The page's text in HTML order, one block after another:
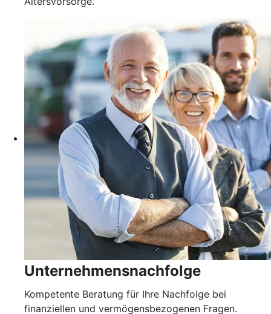
Unternehmensnachfolge
Kompetente Beratung für Ihre Nachfolge bei
finanziellen und vermögensbezogenen Fragen.